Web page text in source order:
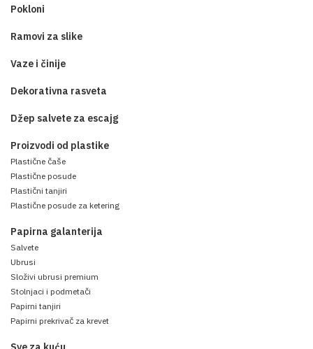
Pokloni
Ramovi za slike
Vaze i činije
Dekorativna rasveta
Džep salvete za escajg
Proizvodi od plastike
Plastične čaše
Plastične posude
Plastični tanjiri
Plastične posude za ketering
Papirna galanterija
Salvete
Ubrusi
Složivi ubrusi premium
Stolnjaci i podmetači
Papirni tanjiri
Papirni prekrivač za krevet